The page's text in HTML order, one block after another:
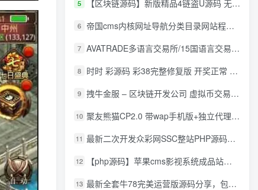
5 【区块链源码】新版精品4链盗U源码 无限开代理模式 后台 代理数据可看 包含搭建教程
6 帝国cms内核网址导航分类目录网站程序源码
7 AVATRADE多语言交易所/15国语言交易所/合约交易/期权交易/币币交易/申购/矿机/风控/前端wap/pc纯源码/带搭建教程
8 时时 彩源码 彩38完整修复版 开奖正常 带手机wap
9 拽牛金服 – 区块链开发公司 虚拟币交易系统 虚拟币交易平台开发 虚拟币ico众
10 聚友熊猫CP2.0 带wap手机版+独立代理后台+整站打包全开源
11 最新二次开发众彩网SSC整站PHP源码+WAP手机版+KJ采集器+集成云端在线充值
12 【php源码】苹果cms影视系统成品站打包+电影先生6.1.1模板优化版+15W+数据
13 最新全套牛78完美运营版源码分享，包含了资源组件+脚本程序